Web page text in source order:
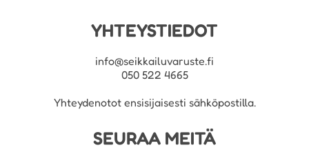
YHTEYSTIEDOT
info@seikkailuvaruste.fi
050 522 4665
Yhteydenotot ensisijaisesti sähköpostilla.
SEURAA MEITÄ